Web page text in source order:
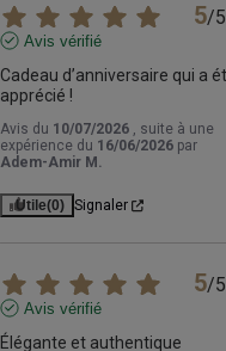
5/5
Avis vérifié
Cadeau d’anniversaire qui a
apprécié !
Avis du 10/07/2026 , suite à une
expérience du 16/06/2026 par
Adem-Amir M.
Utile(0) Signaler
5/5
Avis vérifié
Élégante et authentique